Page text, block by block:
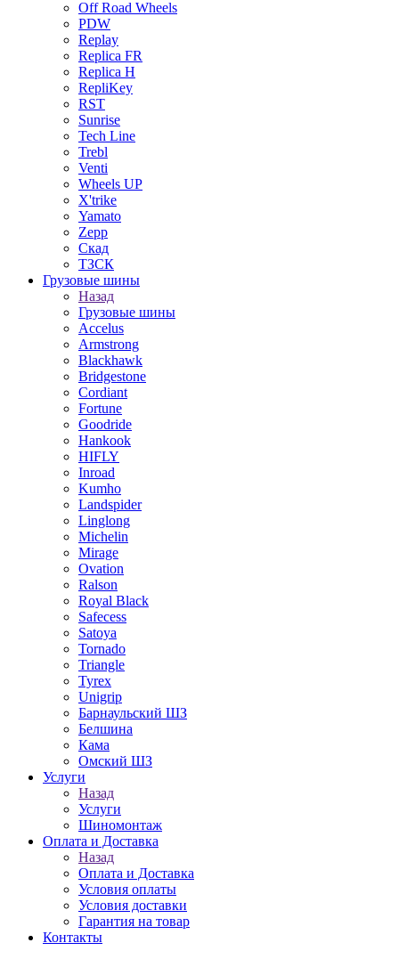
Off Road Wheels
PDW
Replay
Replica FR
Replica H
RepliKey
RST
Sunrise
Tech Line
Trebl
Venti
Wheels UP
X'trike
Yamato
Zepp
Скад
ТЗСК
Грузовые шины
Назад
Грузовые шины
Accelus
Armstrong
Blackhawk
Bridgestone
Cordiant
Fortune
Goodride
Hankook
HIFLY
Inroad
Kumho
Landspider
Linglong
Michelin
Mirage
Ovation
Ralson
Royal Black
Safecess
Satoya
Tornado
Triangle
Tyrex
Unigrip
Барнаульский ШЗ
Белшина
Кама
Омский ШЗ
Услуги
Назад
Услуги
Шиномонтаж
Оплата и Доставка
Назад
Оплата и Доставка
Условия оплаты
Условия доставки
Гарантия на товар
Контакты